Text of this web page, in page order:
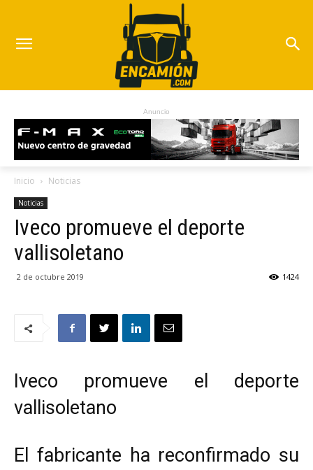
Anuncio
Inicio Noticias
Noticias
Iveco promueve el deporte
vallisoletano
2 de octubre 2019 1424
Iveco promueve el deporte
vallisoletano
El fabricante ha reconfirmado su